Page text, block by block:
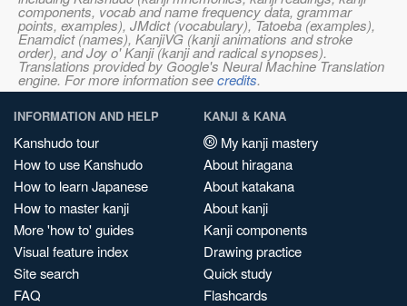
components, vocab and name frequency data, grammar
points, examples), JMdict (vocabulary), Tatoeba (examples),
Enamdict (names), KanjiVG (kanji animations and stroke
order), and Joy o' Kanji (kanji and radical synopses).
Translations provided by Google's Neural Machine Translation
engine. For more information seecredits.
INFORMATION AND HELP
Kanshudo tour
How to use Kanshudo
How to learn Japanese
How to master kanji
More 'how to' guides
Visual feature index
Site search
FAQ
KANJI & KANA
My kanji mastery
About hiragana
About katakana
About kanji
Kanji components
Drawing practice
Quick study
Flashcards